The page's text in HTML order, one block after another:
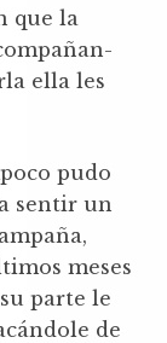
que la
ella les
pudo
sentir un
meses
parte le
de